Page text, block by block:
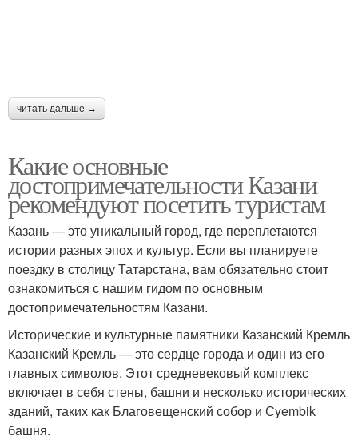
читать дальше →
Какие основные
достопримечательности Казани
рекомендуют посетить туристам
Казань — это уникальный город, где переплетаются
истории разных эпох и культур. Если вы планируете
поездку в столицу Татарстана, вам обязательно стоит
ознакомиться с нашим гидом по основным
достопримечательностям Казани.
Исторические и культурные памятники Казанский Кремль
Казанский Кремль — это сердце города и один из его
главных символов. Этот средневековый комплекс
включает в себя стены, башни и несколько исторических
зданий, таких как Благовещенский собор и Сyembik
башня.